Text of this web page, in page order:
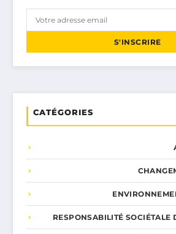
S'INSCRIRE
CATÉGORIES
RESPONSABILITÉ SOCIÉTALE